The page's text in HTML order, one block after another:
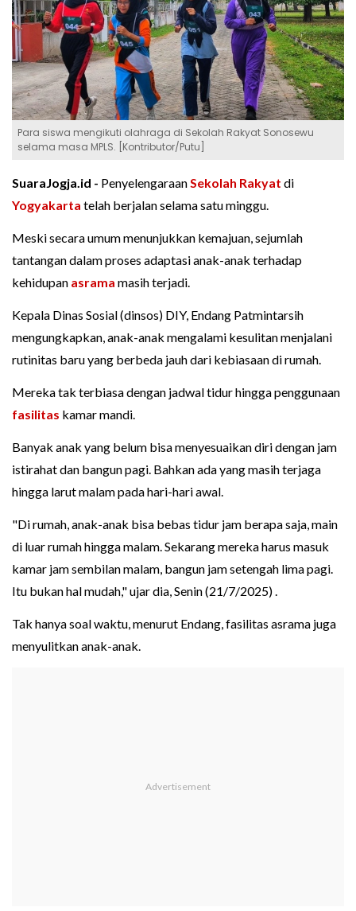
Para siswa mengikuti olahraga di Sekolah Rakyat Sonosewu
selama masa MPLS. [Kontributor/Putu]
SuaraJogja.id - PenyelengaraanSekolah Rakyat di
Yogyakarta telah berjalan selama satu minggu.
Meski secara umum menunjukkan kemajuan, sejumlah
tantangan dalam proses adaptasi anak-anak terhadap
kehidupan asrama masih terjadi.
Kepala Dinas Sosial (dinsos) DIY, Endang Patmintarsih
mengungkapkan, anak-anak mengalami kesulitan menjalani
rutinitas baru yang berbeda jauh dari kebiasaan di rumah.
Mereka tak terbiasa dengan jadwal tidur hingga penggunaan
fasilitas kamar mandi.
Banyak anak yang belum bisa menyesuaikan diri dengan jam
istirahat dan bangun pagi. Bahkan ada yang masih terjaga
hingga larut malam pada hari-hari awal.
"Di rumah, anak-anak bisa bebas tidur jam berapa saja, main
di luar rumah hingga malam. Sekarang mereka harus masuk
kamar jam sembilan malam, bangun jam setengah lima pagi.
Itu bukan hal mudah," ujar dia, Senin (21/7/2025) .
Tak hanya soal waktu, menurut Endang, fasilitas asrama juga
menyulitkan anak-anak.